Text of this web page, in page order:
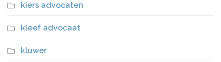
kiers advocaten
kleef advocaat
kluwer